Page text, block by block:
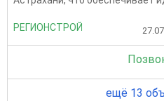
РЕГИОНСТРОЙ 27.07
ещё 13